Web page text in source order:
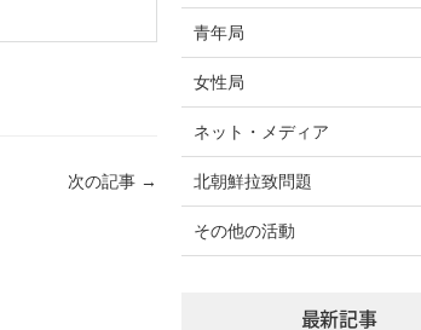
次の記事 →
青年局
女性局
ネット・メディア
北朝鮮拉致問題
その他の活動
最新記事